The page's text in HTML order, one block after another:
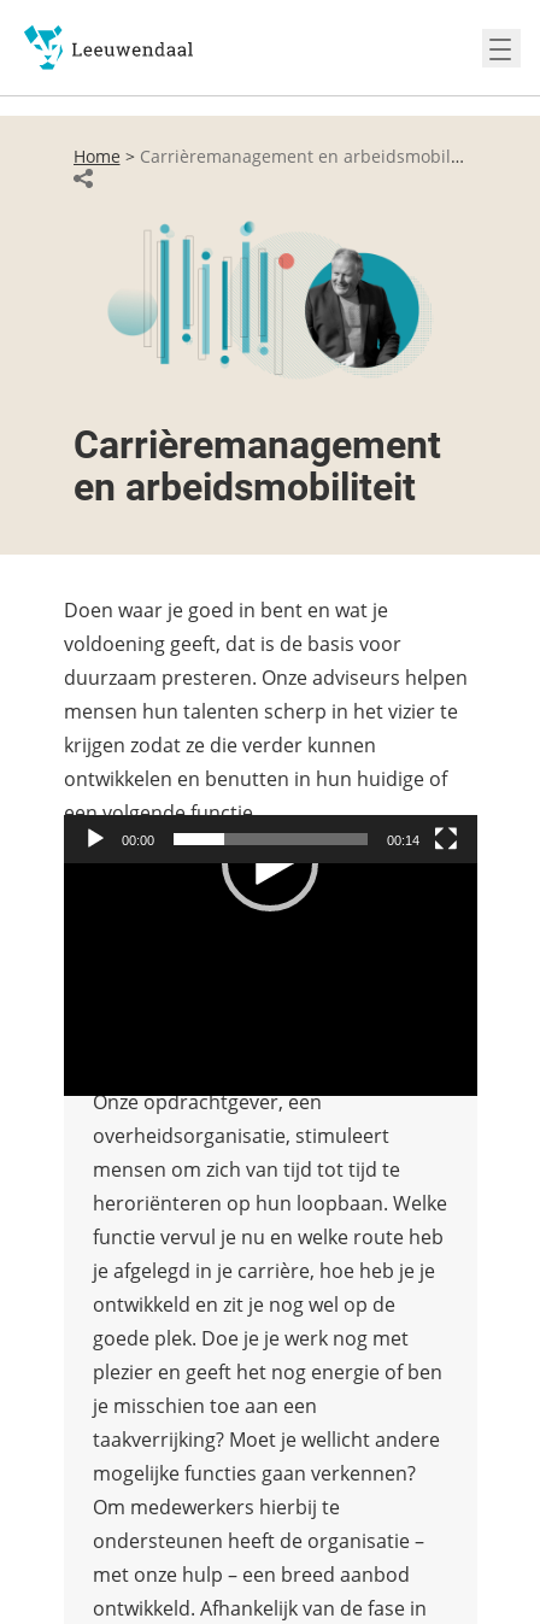
Home > Carrièremanagement en arbeidsmobiliteit
Carrièremanagement
en arbeidsmobiliteit
Doen waar je goed in bent en wat je
voldoening geeft, dat is de basis voor
duurzaam presteren. Onze adviseurs helpen
mensen hun talenten scherp in het vizier te
krijgen zodat ze die verder kunnen
ontwikkelen en benutten in hun huidige of
een volgende functie.
00:00 00:14
Onze opdrachtgever, een
overheidsorganisatie, stimuleert
mensen om zich van tijd tot tijd te
heroriënteren op hun loopbaan. Welke
functie vervul je nu en welke route heb
je afgelegd in je carrière, hoe heb je je
ontwikkeld en zit je nog wel op de
goede plek. Doe je je werk nog met
plezier en geeft het nog energie of ben
je misschien toe aan een
taakverrijking? Moet je wellicht andere
mogelijke functies gaan verkennen?
Om medewerkers hierbij te
ondersteunen heeft de organisatie –
met onze hulp – een breed aanbod
ontwikkeld. Afhankelijk van de fase in